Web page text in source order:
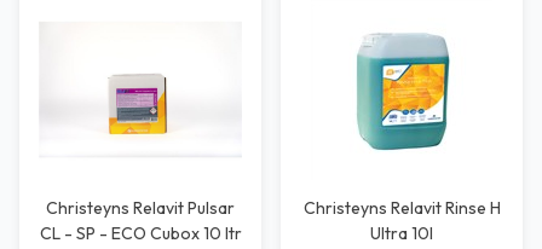
Christeyns Relavit Pulsar
CL - SP - ECO Cubox 10 ltr
Christeyns Relavit Rinse H
Ultra 10l